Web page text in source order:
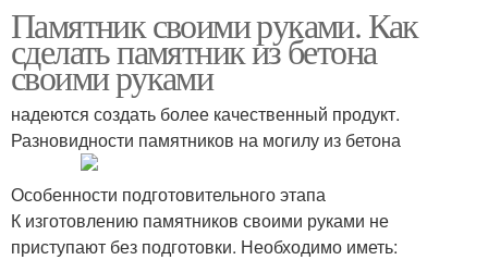
Памятник своими руками. Как
сделать памятник из бетона
своими руками
надеются создать более качественный продукт.
Разновидности памятников на могилу из бетона
Особенности подготовительного этапа
К изготовлению памятников своими руками не
приступают без подготовки. Необходимо иметь: